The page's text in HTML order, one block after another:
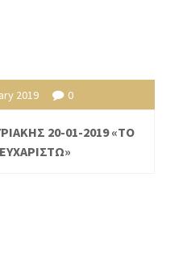
2019 0
20-01-2019 «ΤΟ